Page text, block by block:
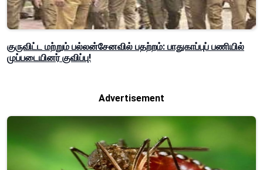
குருவிட்ட மற்றும் பல்லன்சேனவில் பதற்றம்: பாதுகாப்புப் பணியில்
முப்படையினர் குவிப்பு!
Advertisement